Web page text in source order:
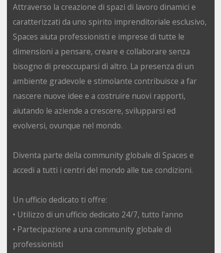
Attraverso la creazione di spazi di lavoro dinamici e
caratterizzati da uno spirito imprenditoriale esclusivo,
Spaces aiuta professionisti e imprese di tutte le
dimensioni a pensare, creare e collaborare senza
bisogno di preoccuparsi di altro. La presenza di un
ambiente gradevole e stimolante contribuisce a far
nascere nuove idee e a costruire nuovi rapporti,
aiutando le aziende a crescere, svilupparsi ed
evolversi, ovunque nel mondo.
Diventa parte della community globale di Spaces e
accedi a tutti i centri del mondo alle tue condizioni.
Un ufficio dedicato ti offre:
• Utilizzo di un ufficio dedicato 24/7, tutto l'anno
• Partecipazione a una community globale di
professionisti